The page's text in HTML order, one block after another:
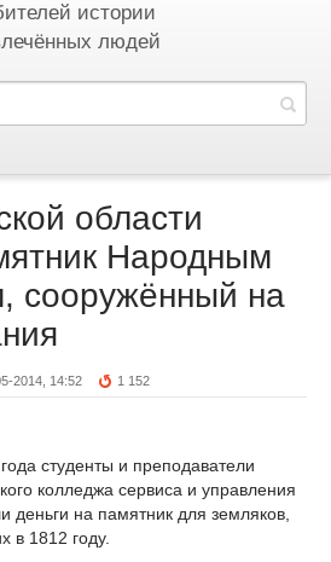
истории
людей
области
Народным
сооружённый на
2014, 14:52 1 152
студенты и преподаватели
колледжа сервиса и управления
деньги на памятник для земляков,
в 1812 году.